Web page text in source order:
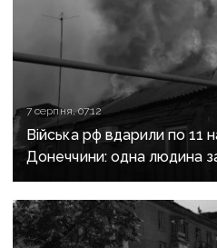
7 серпня, 07:12
Війська рф вдарили по 11
Донеччини: одна людина
поранені